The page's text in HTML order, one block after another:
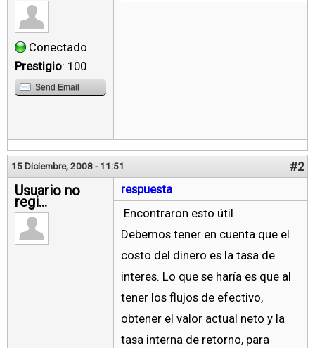
Conectado
Prestigio: 100
Send Email
15 Diciembre, 2008 - 11:51 #2
Usuario no
regi...
respuesta
Encontraron esto útil
Debemos tener en cuenta que el
costo del dinero es la tasa de
interes. Lo que se haría es que al
tener los flujos de efectivo,
obtener el valor actual neto y la
tasa interna de retorno, para